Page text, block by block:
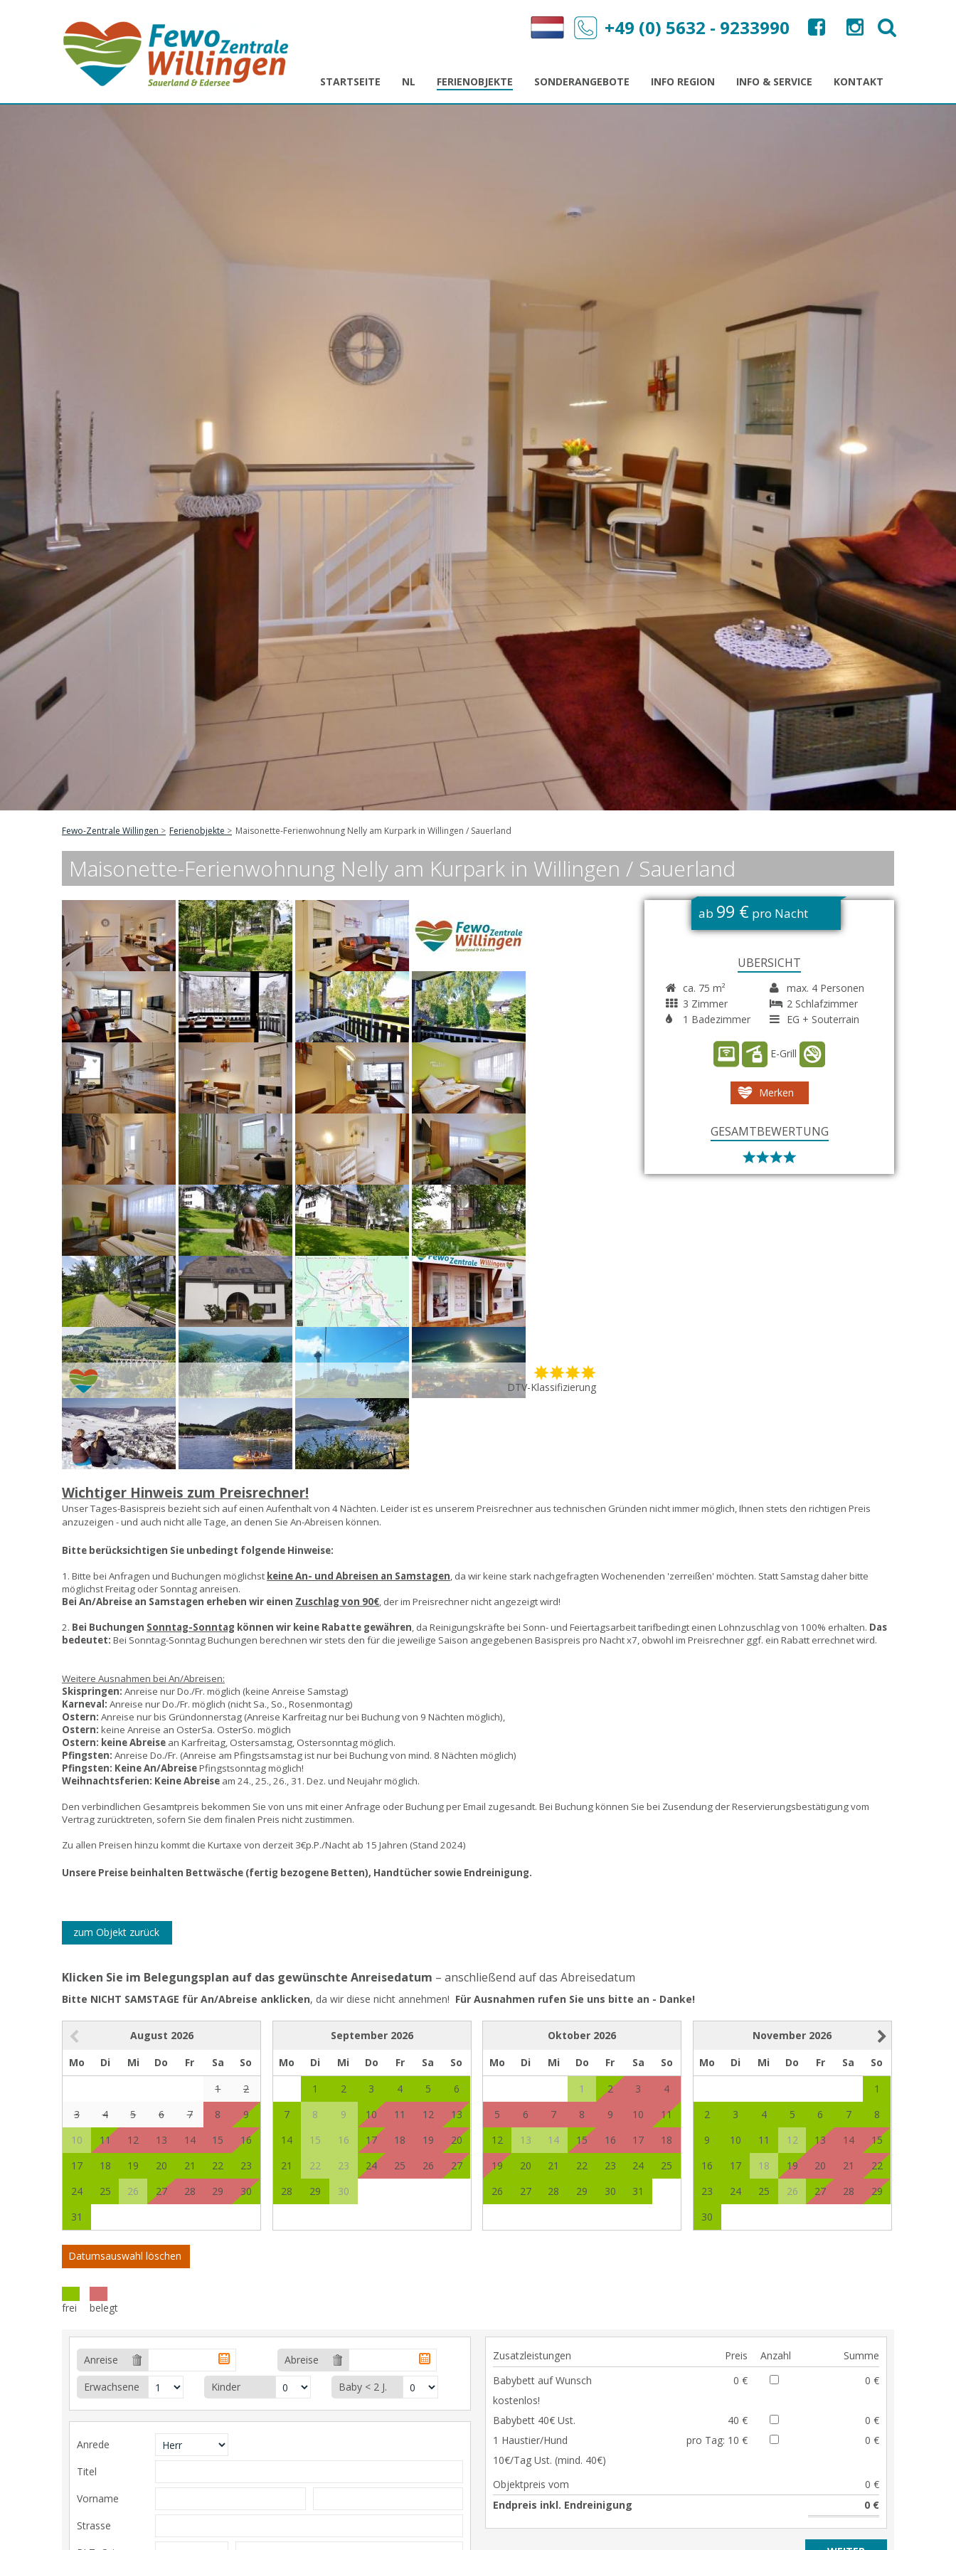
STARTSEITE NL FERIENOBJEKTE SONDERANGEBOTE INFO REGION INFO & SERVICE KONTAKT
+49 (0) 5632 - 9233990
Fewo-Zentrale Willingen Ferienobjekte Maisonette-Ferienwohnung Nelly am Kurpark in Willingen / Sauerland
Maisonette-Ferienwohnung Nelly am Kurpark in Willingen / Sauerland
DTV-Klassifizierung
ab 99 € pro Nacht
ÜBERSICHT
ca. 75 m²
max. 4 Personen
3 Zimmer
2 Schlafzimmer
1 Badezimmer
EG + Souterrain
E-Grill
Merken
GESAMTBEWERTUNG
Wichtiger Hinweis zum Preisrechner!
Unser Tages-Basispreis bezieht sich auf einen Aufenthalt von 4 Nächten. Leider ist es unserem Preisrechner aus technischen Gründen nicht immer möglich, Ihnen stets den richtigen Preis
anzuzeigen - und auch nicht alle Tage, an denen Sie An-Abreisen können.
Bitte berücksichtigen Sie unbedingt folgende Hinweise:
1. Bitte bei Anfragen und Buchungen möglichst keine An- und Abreisen an Samstagen, da wir keine stark nachgefragten Wochenenden 'zerreißen' möchten. Statt Samstag daher bitte
möglichst Freitag oder Sonntag anreisen.
Bei An/Abreise an Samstagen erheben wir einen Zuschlag von 90€, der im Preisrechner nicht angezeigt wird!
2. Bei Buchungen Sonntag-Sonntag können wir keine Rabatte gewähren, da Reinigungskräfte bei Sonn- und Feiertagsarbeit tarifbedingt einen Lohnzuschlag von 100% erhalten. Das
bedeutet: Bei Sonntag-Sonntag Buchungen berechnen wir stets den für die jeweilige Saison angegebenen Basispreis pro Nacht x7, obwohl im Preisrechner ggf. ein Rabatt errechnet wird.
Weitere Ausnahmen bei An/Abreisen:
Skispringen: Anreise nur Do./Fr. möglich (keine Anreise Samstag)
Karneval: Anreise nur Do./Fr. möglich (nicht Sa., So., Rosenmontag)
Ostern: Anreise nur bis Gründonnerstag (Anreise Karfreitag nur bei Buchung von 9 Nächten möglich),
Ostern: keine Anreise an OsterSa. OsterSo. möglich
Ostern: keine Abreise an Karfreitag, Ostersamstag, Ostersonntag möglich.
Pfingsten: Anreise Do./Fr. (Anreise am Pfingstsamstag ist nur bei Buchung von mind. 8 Nächten möglich)
Pfingsten: Keine An/AbreisePfingstsonntag möglich!
Weihnachtsferien: Keine Abreise am 24., 25., 26., 31. Dez. und Neujahr möglich.
Den verbindlichen Gesamtpreis bekommen Sie von uns mit einer Anfrage oder Buchung per Email zugesandt. Bei Buchung können Sie bei Zusendung der Reservierungsbestätigung vom
Vertrag zurücktreten, sofern Sie dem finalen Preis nicht zustimmen.
Zu allen Preisen hinzu kommt die Kurtaxe von derzeit 3€p.P./Nacht ab 15 Jahren (Stand 2024)
Unsere Preise beinhalten Bettwäsche (fertig bezogene Betten), Handtücher sowie Endreinigung.
zum Objekt zurück
Klicken Sie im Belegungsplan auf das gewünschte Anreisedatum – anschließend auf das Abreisedatum
Bitte NICHT SAMSTAGE für An/Abreise anklicken, da wir diese nicht annehmen! Für Ausnahmen rufen Sie uns bitte an - Danke!
August 2026
Mo
Di Mi Do Fr Sa
So
1
2
3
4 5 6 7 8
9
10
11 12 13 14 15
16
17
18 19 20 21 22
23
24
25 26 27 28 29
30
31
September 2026
Mo
Di Mi Do Fr Sa
So
1
2 3 4 5
6
7
8 9 10 11 12
13
14
15 16 17 18 19
20
21
22 23 24 25 26
27
28
29 30
Oktober 2026
Mo
Di Mi Do Fr Sa
So
1
2 3
4
5
6 7 8 9 10
11
12
13 14 15 16 17
18
19
20 21 22 23 24
25
26
27 28 29 30 31
November 2026
Mo
Di Mi Do Fr Sa
So
1
2
3 4 5 6 7
8
9
10 11 12 13 14
15
16
17 18 19 20 21
22
23
24 25 26 27 28
29
30
Datumsauswahl löschen
frei belegt
Anreise
Abreise
Erwachsene
Kinder Baby < 2 J.
Anrede
Titel
Vorname
Strasse
Zusatzleistungen Preis Anzahl
Summe
Babybett auf Wunsch
kostenlos!
0 € 0 €
Babybett 40€ Ust. 40 €
0 €
1 Haustier/Hund
10€/Tag Ust. (mind. 40€)
pro Tag: 10 € 0 €
Objektpreis vom
0 €
Endpreis inkl. Endreinigung
0 €